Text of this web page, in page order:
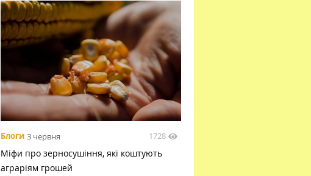
Блоги 3 червня 1728
Міфи про зерносушіння, які коштують
аграріям грошей